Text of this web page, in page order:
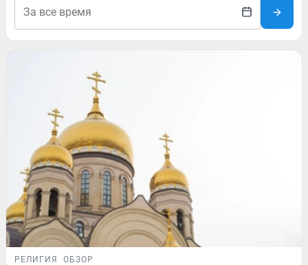
РЕЛИГИЯ ОБЗОР